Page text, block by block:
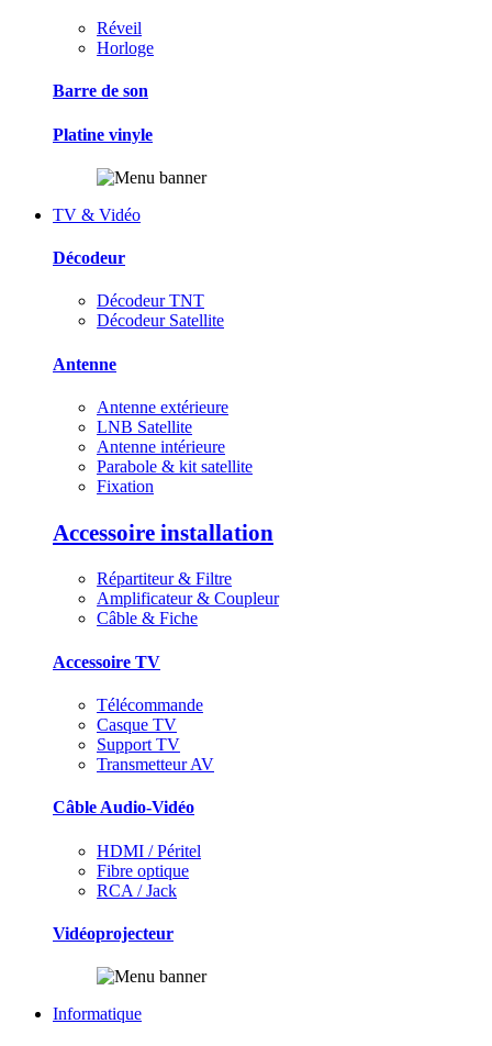
Réveil
Horloge
Barre de son
Platine vinyle
TV & Vidéo
Décodeur
Décodeur TNT
Décodeur Satellite
Antenne
Antenne extérieure
LNB Satellite
Antenne intérieure
Parabole & kit satellite
Fixation
Accessoire installation
Répartiteur & Filtre
Amplificateur & Coupleur
Câble & Fiche
Accessoire TV
Télécommande
Casque TV
Support TV
Transmetteur AV
Câble Audio-Vidéo
HDMI / Péritel
Fibre optique
RCA / Jack
Vidéoprojecteur
Informatique